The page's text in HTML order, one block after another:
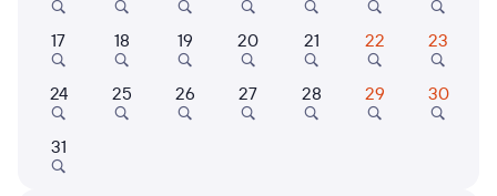
17 18 19 20 21 22 23
24 25 26 27 28 29 30
31